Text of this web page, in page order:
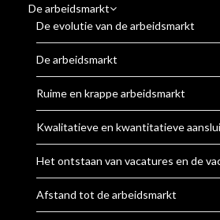
De arbeidsmarkt
De evolutie van de arbeidsmarkt
De arbeidsmarkt
Ruime en krappe arbeidsmarkt
Kwalitatieve en kwantitatieve
Het ontstaan van vacatures en de
Afstand tot de arbeidsmarkt